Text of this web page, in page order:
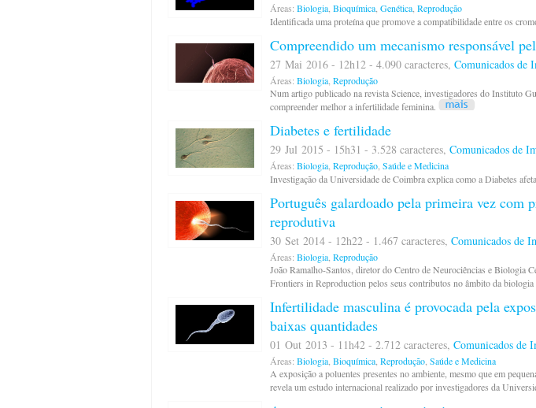
Áreas: Biologia Bioquímica Genética Reprodução
Identificada uma proteína que promove a compatibilidade entre os
Compreendido um mecanismo responsável
27 Mai 2016 - 12h12 - 4.090 caracteres, Comunicados de
Áreas: Biologia Reprodução
Num artigo publicado na revista Science, investigadores do Instituto
compreender melhor a infertilidade feminina.
Diabetes e fertilidade
29 Jul 2015 - 15h31 - 3.528 caracteres, Comunicados de
Áreas: Biologia Reprodução Saúde e Medicina
Investigação da Universidade de Coimbra explica como a Diabetes
Português galardoado pela primeira vez com
reprodutiva
30 Set 2014 - 12h22 - 1.467 caracteres, Comunicados de
Áreas: Biologia Reprodução
João Ramalho-Santos, diretor do Centro de Neurociências e Biologia
Frontiers in Reproduction pelos seus contributos no âmbito da
Infertilidade masculina é provocada pela
baixas quantidades
01 Out 2013 - 11h42 - 2.712 caracteres, Comunicados de
Áreas: Biologia Bioquímica Reprodução Saúde e Medicina
A exposição a poluentes presentes no ambiente, mesmo que em
revela um estudo internacional realizado por investigadores da